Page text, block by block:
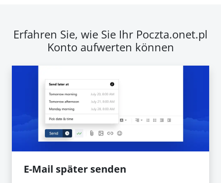
Erfahren Sie, wie Sie Ihr Poczta.onet.pl
Konto aufwerten können
E-Mail später senden